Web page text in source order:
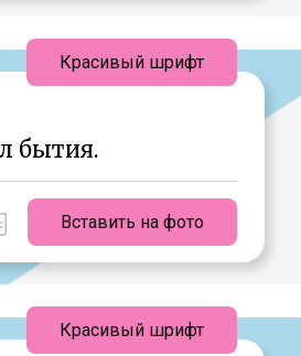
бытия.
Вставить на фото
Красивый шрифт
Красивый шрифт